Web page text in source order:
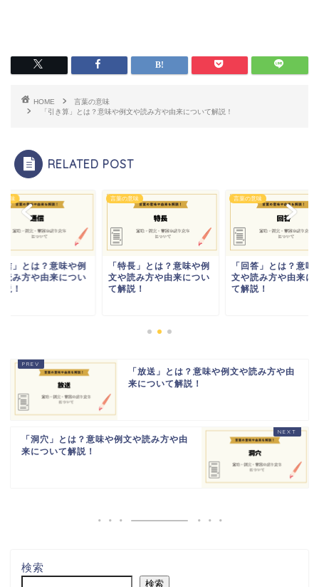
HOME
言葉の意味
「引き算」とは？意味や例文や読み方や由来について解説！
RELATED POST
意味
信」とは？意味や例
読み方や由来につい
！
言葉の意味
「特長」とは？意味や例
文や読み方や由来につい
て解説！
言葉の意味
「回答」とは？意味
文や読み方や由来に
て解説！
「放送」とは？意味や例文や読み方や由
来について解説！
「洞穴」とは？意味や例文や読み方や由
来について解説！
検索
検索